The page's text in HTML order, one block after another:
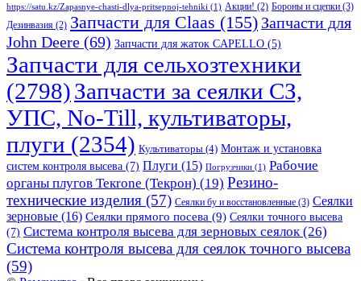
https://satu.kz/Zapasnye-chasti-dlya-pritsepnoj-tehniki (1) Акции! (2) Бороны и сцепки (3)
Дезинвазия (2) Запчасти для Claas (155) Запчасти для
John Deere (69) Запчасти для жаток CAPELLO (5)
Запчасти для сельхозтехники
(2798)Запчасти за сеялки СЗ,
УПС, No-Till, культиваторы,
плуги (2354) Культиваторы (4) Монтаж и установка
систем контроля высева (7) Плуги (15) Погрузчики (1) Рабочие
органы плугов Текrоne (Текрон) (19) Резино-
технические изделия (57) Сеялки бу и восстановленные (3) Сеялки
зерновые (16) Сеялки прямого посева (9) Сеялки точного высева
(7) Система контроля высева для зерновых сеялок(26)
Система контроля высева для сеялок точного высева
(59)